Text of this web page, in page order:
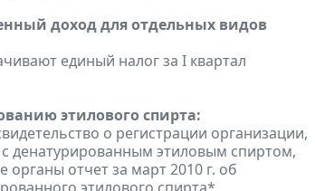
доход для отдельных видов
единый налог за I квартал
этилового спирта:
о регистрации организации,
денатурированным этиловым спиртом,
органы отчет за март 2010 г. об